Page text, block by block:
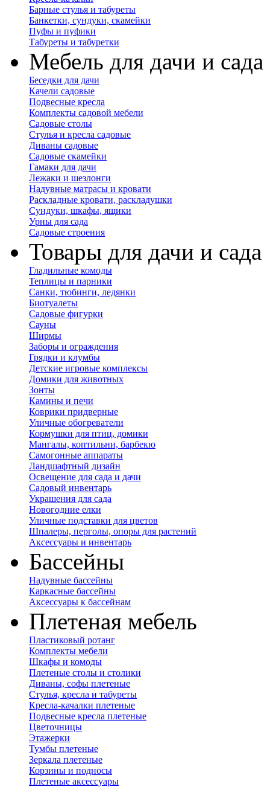
Барные стулья и табуреты
Банкетки, сундуки, скамейки
Пуфы и пуфики
Табуреты и табуретки
Мебель для дачи и сада
Беседки для дачи
Качели садовые
Подвесные кресла
Комплекты садовой мебели
Садовые столы
Стулья и кресла садовые
Диваны садовые
Садовые скамейки
Гамаки для дачи
Лежаки и шезлонги
Надувные матрасы и кровати
Раскладные кровати, раскладушки
Сундуки, шкафы, ящики
Урны для сада
Садовые строения
Товары для дачи и сада
Гладильные комоды
Теплицы и парники
Санки, тюбинги, ледянки
Биотуалеты
Садовые фигурки
Сауны
Ширмы
Заборы и ограждения
Грядки и клумбы
Детские игровые комплексы
Домики для животных
Зонты
Камины и печи
Коврики придверные
Уличные обогреватели
Кормушки для птиц, домики
Мангалы, коптильни, барбекю
Самогонные аппараты
Ландшафтный дизайн
Освещение для сада и дачи
Садовый инвентарь
Украшения для сада
Новогодние елки
Уличные подставки для цветов
Шпалеры, перголы, опоры для растений
Аксессуары и инвентарь
Бассейны
Надувные бассейны
Каркасные бассейны
Аксессуары к бассейнам
Плетеная мебель
Пластиковый ротанг
Комплекты мебели
Шкафы и комоды
Плетеные столы и столики
Диваны, софы плетеные
Стулья, кресла и табуреты
Кресла-качалки плетеные
Подвесные кресла плетеные
Цветочницы
Этажерки
Тумбы плетеные
Зеркала плетеные
Корзины и подносы
Плетеные аксессуары